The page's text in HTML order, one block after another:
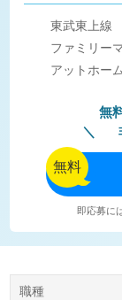
東武東上線
ファミリー
アットホー
無
無料
即応募に
職種